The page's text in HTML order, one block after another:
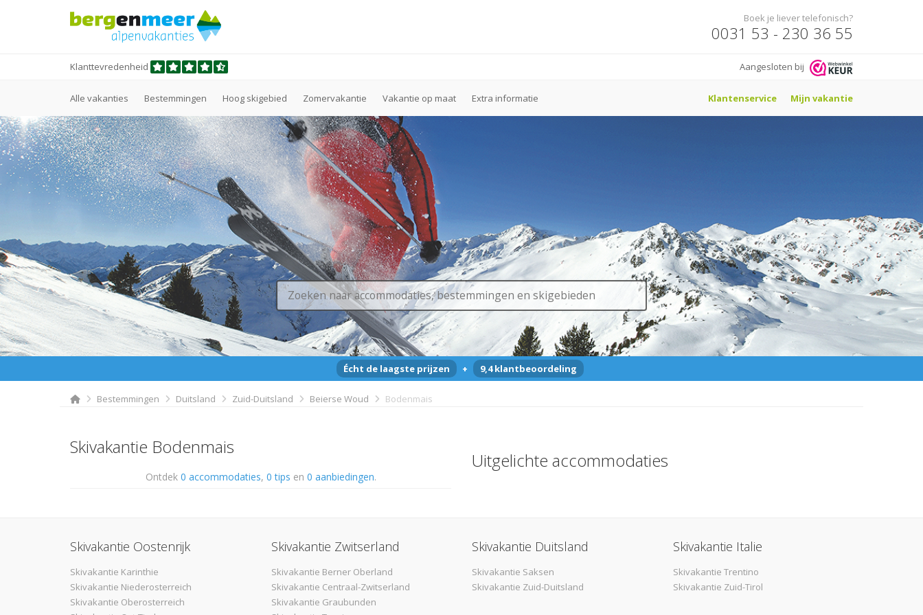
Boek je liever telefonisch?
0031 53 - 230 36 55
Klanttevredenheid Aangesloten bij
Alle vakanties Bestemmingen Hoog skigebied Zomervakantie Vakantie op maat Extra informatie Klantenservice Mijn vakantie
Écht de laagste prijzen + 9,4 klantbeoordeling
Bestemmingen Duitsland Zuid-Duitsland Beierse Woud Bodenmais
Skivakantie Bodenmais
Ontdek 0 accommodaties, 0 tips en 0 aanbiedingen.
Uitgelichte accommodaties
Skivakantie Oostenrijk
Skivakantie Karinthie
Skivakantie Niederosterreich
Skivakantie Oberosterreich
Skivakantie Zwitserland
Skivakantie Berner Oberland
Skivakantie Centraal-Zwitserland
Skivakantie Graubunden
Skivakantie Duitsland
Skivakantie Saksen
Skivakantie Zuid-Duitsland
Skivakantie Italie
Skivakantie Trentino
Skivakantie Zuid-Tirol